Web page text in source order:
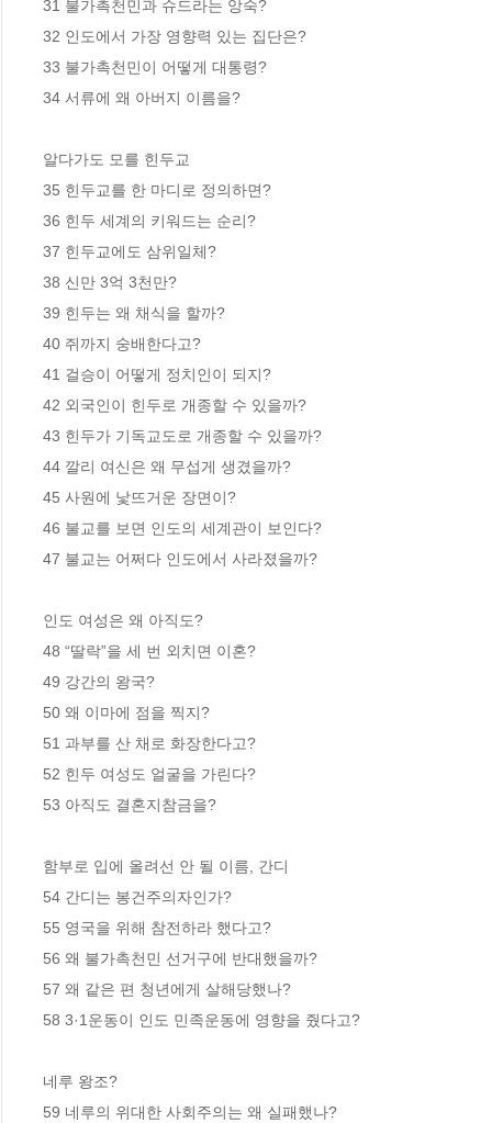
31 불가촉천민과 슈드라는 앙숙?
32 인도에서 가장 영향력 있는 집단은?
33 불가촉천민이 어떻게 대통령?
34 서류에 왜 아버지 이름을?
알다가도 모를 힌두교
35 힌두교를 한 마디로 정의하면?
36 힌두 세계의 키워드는 순리?
37 힌두교에도 삼위일체?
38 신만 3억 3천만?
39 힌두는 왜 채식을 할까?
40 쥐까지 숭배한다고?
41 걸승이 어떻게 정치인이 되지?
42 외국인이 힌두로 개종할 수 있을까?
43 힌두가 기독교도로 개종할 수 있을까?
44 깔리 여신은 왜 무섭게 생겼을까?
45 사원에 낯뜨거운 장면이?
46 불교를 보면 인도의 세계관이 보인다?
47 불교는 어쩌다 인도에서 사라졌을까?
인도 여성은 왜 아직도?
48 “딸락”을 세 번 외치면 이혼?
49 강간의 왕국?
50 왜 이마에 점을 찍지?
51 과부를 산 채로 화장한다고?
52 힌두 여성도 얼굴을 가린다?
53 아직도 결혼지참금을?
함부로 입에 올려선 안 될 이름, 간디
54 간디는 봉건주의자인가?
55 영국을 위해 참전하라 했다고?
56 왜 불가촉천민 선거구에 반대했을까?
57 왜 같은 편 청년에게 살해당했나?
58 3·1운동이 인도 민족운동에 영향을 줬다고?
네루 왕조?
59 네루의 위대한 사회주의는 왜 실패했나?